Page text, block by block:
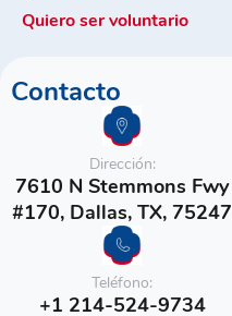
Quiero ser voluntario
Contacto
Dirección:
7610 N Stemmons Fwy
#170, Dallas, TX, 75247
Teléfono:
+1 214-524-9734